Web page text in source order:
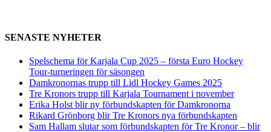
SENASTE NYHETER
Spelschema för Karjala Cup 2025 – första Euro Hockey
Tour-turneringen för säsongen
Damkronornas trupp till Lidl Hockey Games 2025
Tre Kronors trupp till Karjala Tournament i november
Erika Holst blir ny förbundskapten för Damkronorna
Rikard Grönborg blir Tre Kronors nya förbundskapten
Sam Hallam slutar som förbundskapten för Tre Kronor – blir